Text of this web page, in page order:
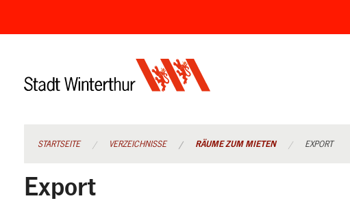
überspringen
STARTSEITE VERZEICHNISSE RÄUME ZUM MIETEN EXPORT
Export